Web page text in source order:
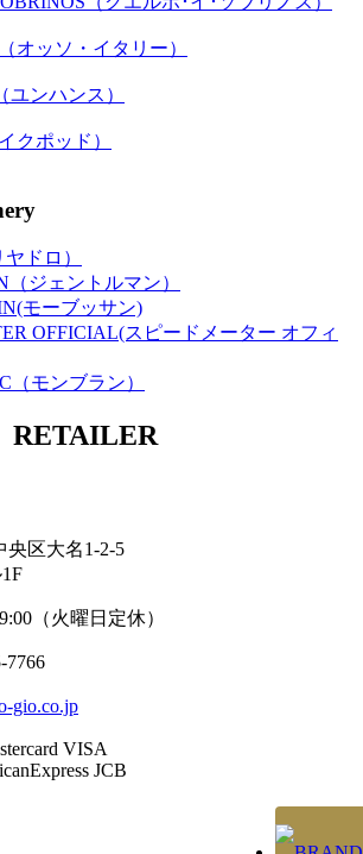
オッソ・イタリー）
ユンハンス）
クポッド）
ドロ）
ジェントルマン）
モーブッサン)
OFFICIAL(スピードメーター オフィ
モンブラン）
央区大名1-2-5
（火曜日定休）
7766
gio.co.jp